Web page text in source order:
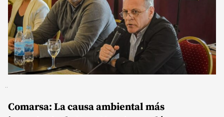
Comarsa: La causa ambiental más